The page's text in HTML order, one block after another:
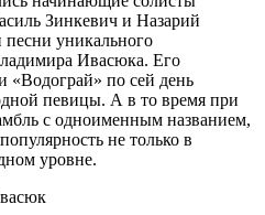
Зинкевич и Назарий
уникального
Ивасюка. Его
«Водограй» по сей день
певицы. А в то время при
с одноименным названием,
не только в
уровне.